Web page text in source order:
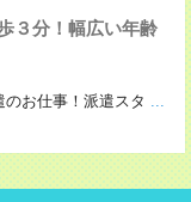
３分！幅広い年齢
のお仕事！派遣スタ ...